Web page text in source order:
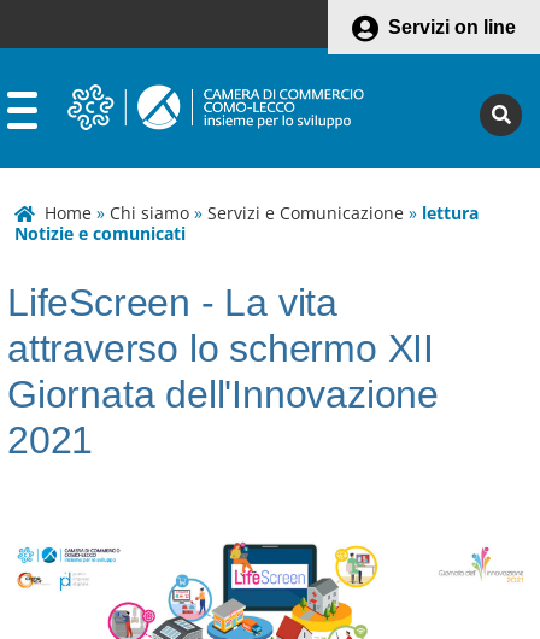
Servizi on line
Home » Chi siamo » Servizi e Comunicazione » lettura
Notizie e comunicati
LifeScreen - La vita
attraverso lo schermo XII
Giornata dell'Innovazione
2021